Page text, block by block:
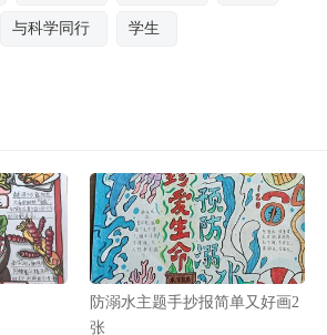
与科学同行 学生
防溺水主题手抄报简单又好画2
张